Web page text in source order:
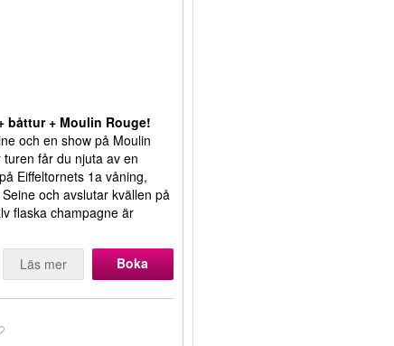
båttur + Moulin Rouge!
och en show på Moulin
får du njuta av en
Eiffeltornets 1a våning,
och avslutar kvällen på
flaska champagne är
Läs mer Boka